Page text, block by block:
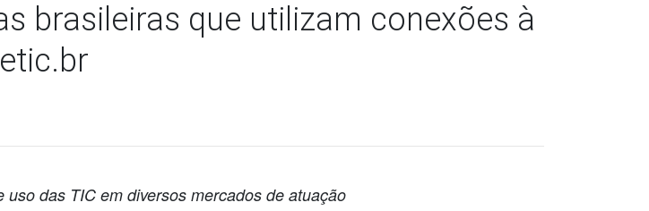
brasileiras que utilizam conexões à
das TIC em diversos mercados de atuação